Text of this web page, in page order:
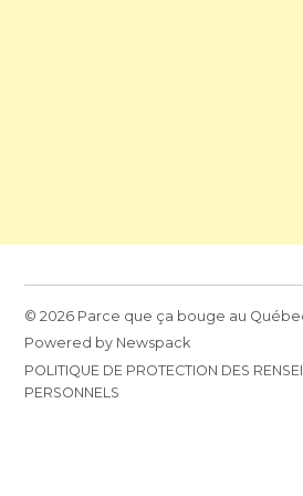
© 2026 Parce que ça bouge au
Powered by Newspack
POLITIQUE DE PROTECTION DES
PERSONNELS